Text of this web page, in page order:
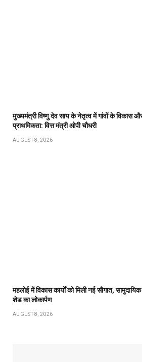
मुख्यमंत्री विष्णु देव साय के नेतृत्व में गांवों के विकास
प्राथमिकता: वित्त मंत्री ओपी चौधरी
AUGUST 8, 2026
महलोई में विकास कार्यों को मिली नई सौगात,
शेड का लोकार्पण
AUGUST 8, 2026